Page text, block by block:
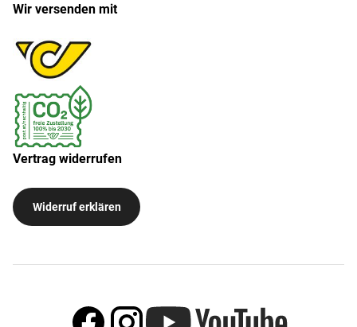
Wir versenden mit
Vertrag widerrufen
Widerruf erklären